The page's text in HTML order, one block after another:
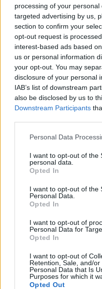
processing of your
targeted advertising by us,
section to confirm your
opt-out request is
interest-based ads based
us or personal information
your opt-out. You may
disclosure of your personal
IAB’s list of downstream
also be disclosed by us to
Downstream Participants
Please note that this
not limited to your visit or
grant or deny consent to
use your data for below
consent section.
Personal Data
I want to opt-out of the
personal data.
Opted In
I want to opt-out of the
Personal Data.
Opted In
I want to opt-out of
Personal Data for
Opted In
I want to opt-out of
Retention, Sale, and/
Personal Data that Is
Purposes for which it
Opted Out
Role Model e Dakota
arte e vita
Matteo Pellegrino · 5 Ago 2026
Principessa Eugenie di
terza figlia
Camilla Fiore · 4 Ago 2026